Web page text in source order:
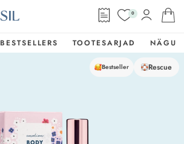
0
BESTSELLERS TOOTESARJAD NÄGU
Bestseller Rescue